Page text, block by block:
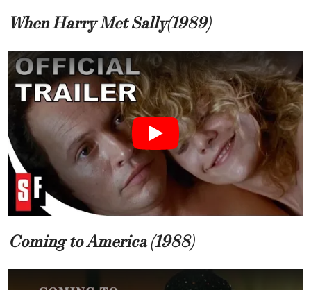
When Harry Met Sally(1989)
Coming to America (1988)